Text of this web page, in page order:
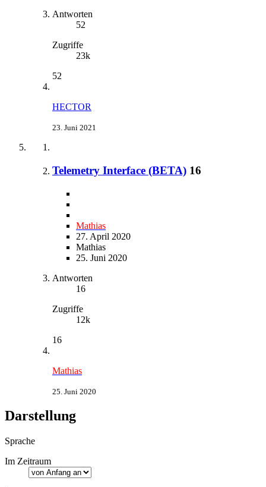
Antworten
52
Zugriffe
23k
52
HECTOR
23. Juni 2021
Telemetry Interface (BETA) 16
Mathias
27. April 2020
Mathias
25. Juni 2020
Antworten
16
Zugriffe
12k
16
Mathias
25. Juni 2020
Darstellung
Sprache
Im Zeitraum